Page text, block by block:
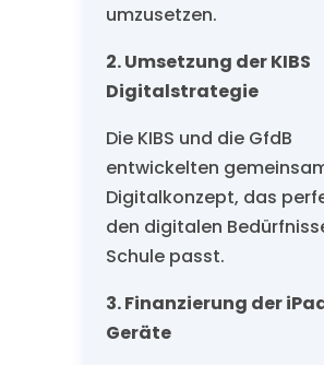
umzusetzen.
2. Umsetzung der KIBS
Digitalstrategie
Die KIBS und die GfdB
entwickelten
Digitalkonzept, das
den digitalen
Schule passt.
3. Finanzierung der
Geräte